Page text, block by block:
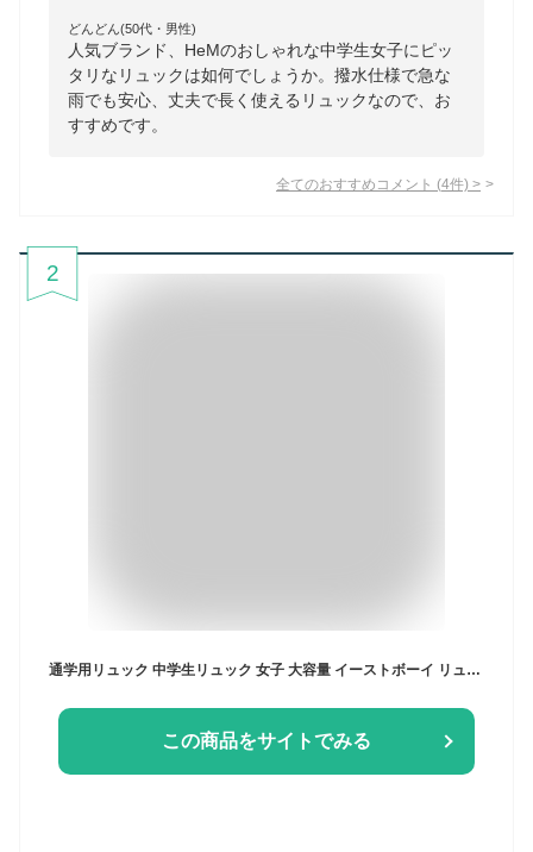
どんどん(50代・男性)
人気ブランド、HeMのおしゃれな中学生女子にピッ
タリなリュックは如何でしょうか。撥水仕様で急な
雨でも安心、丈夫で長く使えるリュックなので、お
すすめです。
全てのおすすめコメント (4件) >
2
通学用リュック 中学生リュック 女子 大容量 イーストボーイ リュック 防水 リュックサック 通学 プランタン 28L スクバ スクールバッグ eastboy eba28 高校 カバン 正規品 レインカバー付 女神 黒 ナイロン EAST BOY ビーナス
この商品をサイトでみる